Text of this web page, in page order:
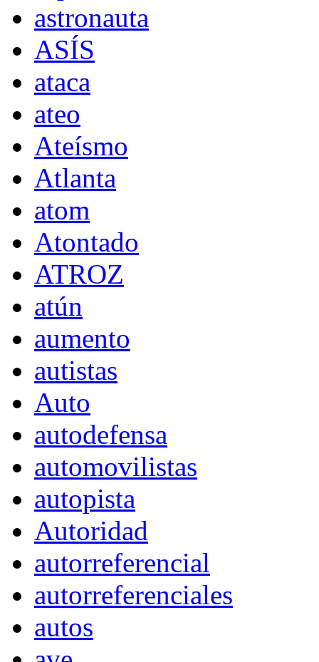
astronauta
ASÍS
ataca
ateo
Ateísmo
Atlanta
atom
Atontado
ATROZ
atún
aumento
autistas
Auto
autodefensa
automovilistas
autopista
Autoridad
autorreferencial
autorreferenciales
autos